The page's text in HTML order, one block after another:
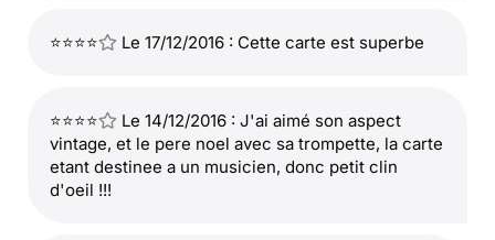
⭐⭐⭐⭐ Le 17/12/2016 : Cette carte est superbe
⭐⭐⭐⭐
Le 14/12/2016 : J'ai aimé son aspect
vintage, et le pere noel avec sa trompette, la carte
etant destinee a un musicien, donc petit clin
d'oeil !!!